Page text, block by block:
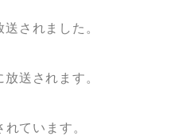
されました。
送されます。
ています。